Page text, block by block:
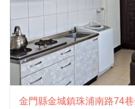
金門縣金城鎮珠浦南路74